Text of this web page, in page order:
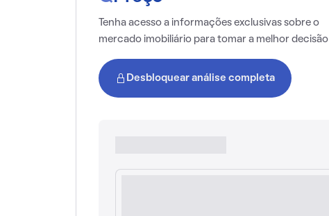
Tenha acesso a informações exclusivas sobre o
mercado imobiliário para tomar a melhor decisão
Desbloquear análise completa